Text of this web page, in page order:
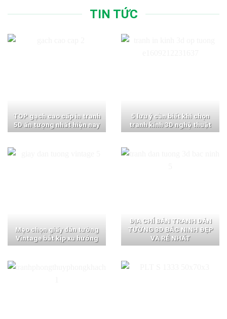
TIN TỨC
TOP gạch cao cấp in tranh
5D ấn tượng nhất hiện nay
5 lưu ý cần biết khi chọn
tranh kính 3D nghệ thuật
Mẹo chọn giấy dán tường
Vintage bắt kịp xu hướng
ĐỊA CHỈ BÁN TRANH DÁN
TƯỜNG 3D BẮC NINH ĐẸP
VÀ RẺ NHẤT